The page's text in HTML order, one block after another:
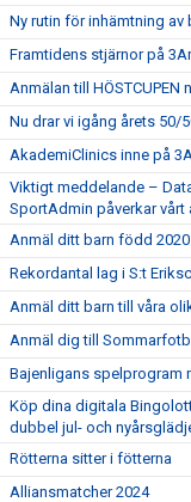
Ny rutin för inhämtning
Framtidens stjärnor på
Anmälan till HÖSTCUPEN
Nu drar vi igång årets 50/
AkademiClinics inne på
Viktigt meddelande –
SportAdmin påverkar vårt
Anmäl ditt barn född 2020
Rekordantal lag i S:t
Anmäl ditt barn till våra
Anmäl dig till
Bajenligans spelprogram
Köp dina digitala
dubbel jul- och
Rötterna sitter i fötterna
Alliansmatcher 2024